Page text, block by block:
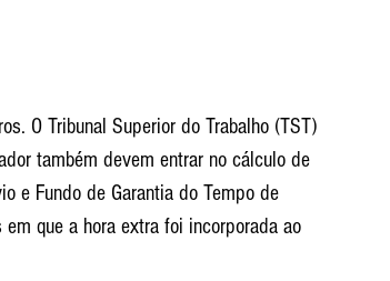
O Tribunal Superior do Trabalho (TST)
também devem entrar no cálculo de
e Fundo de Garantia do Tempo de
que a hora extra foi incorporada ao